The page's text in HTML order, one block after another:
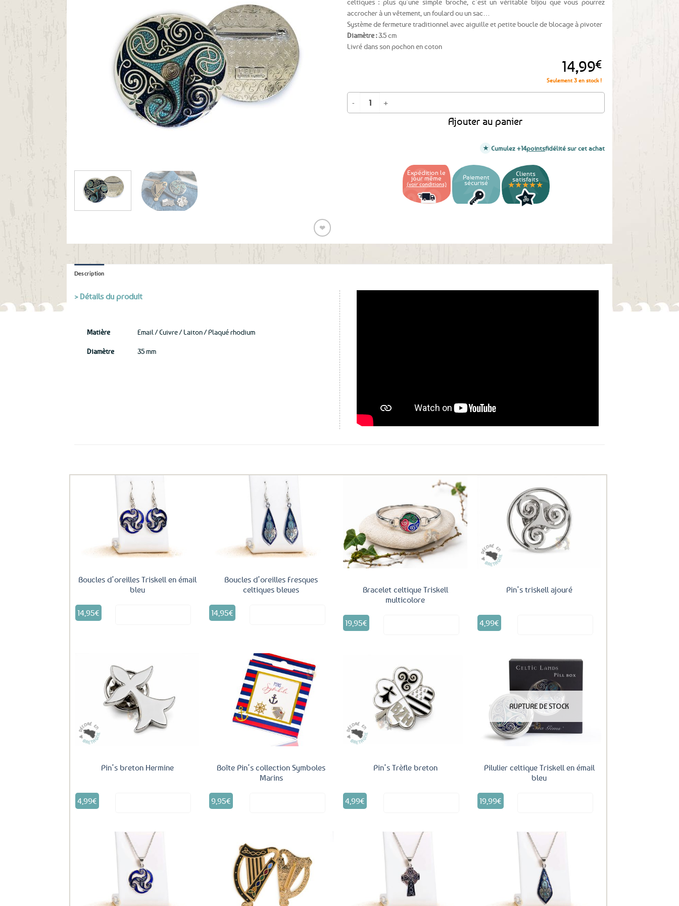
❤
Ajouter
celtiques : plus qu’une simple broche, c’est un véritable bijou que vous pourrez
accrocher à un vêtement, un foulard ou un sac…
Système de fermeture traditionnel avec aiguille et petite boucle de blocage à pivoter
Diamètre :3.5 cm
Livré dans son pochon en coton
14,99€
Seulement 3 en stock !
quantité de Broche Triskell celtique émail bleu
Ajouter au panier
Cumulez +14pointsfidélité sur cet achat
Expédition le
jour même
(voir conditions)
Paiement
sécurisé
Clients
satisfaits
★★★★★
Description
> Détails du produit
Matière Email / Cuivre / Laiton / Plaqué rhodium
Diamètre 35 mm
Boucles d’oreilles Triskell en émail
bleu
14,95€
Boucles d’oreilles Fresques
celtiques bleues
14,95€
Ajouter
aux
favoris
Bracelet celtique Triskell
multicolore
19,95€
Pin’s triskell ajouré
4,99€
Pin’s breton Hermine
4,99€
Ajouter
Boîte Pin’s collection Symboles
Marins
9,95€
Pin’s Trèfle breton
4,99€
Ajouter
RUPTURE DE STOCK
Pilulier celtique Triskell en émail
bleu
19,99€
Ajouter